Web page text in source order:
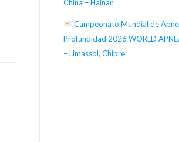
China – Hainan
Campeonato Mundial de
Profundidad 2026 WORLD
– Limassol, Chipre